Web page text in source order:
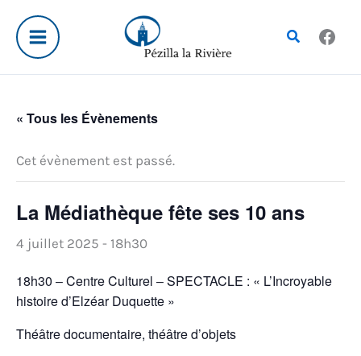
contenu
Rechercher
« Tous les Évènements
Cet évènement est passé.
La Médiathèque fête ses 10 ans
4 juillet 2025 - 18h30
18h30 – Centre Culturel – SPECTACLE : « L’Incroyable
histoire d’Elzéar Duquette »
Théâtre documentaire, théâtre d’objets